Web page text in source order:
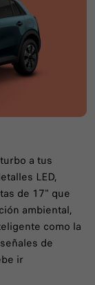
a tus
LED,
de 17" que
ambiental,
como la
de
ir